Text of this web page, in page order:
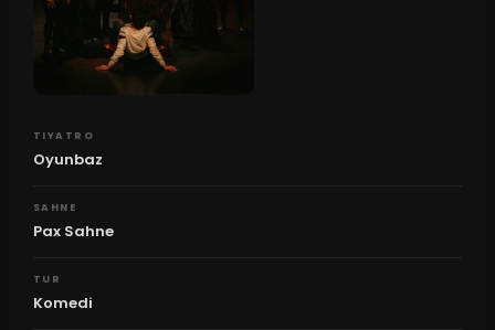
TIYATRO
Oyunbaz
SAHNE
Pax Sahne
TUR
Komedi